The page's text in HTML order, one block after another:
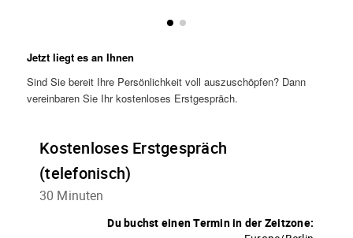
Jetzt liegt es an Ihnen
Sind Sie bereit Ihre Persönlichkeit voll auszuschöpfen? Dann
vereinbaren Sie Ihr kostenloses Erstgespräch.